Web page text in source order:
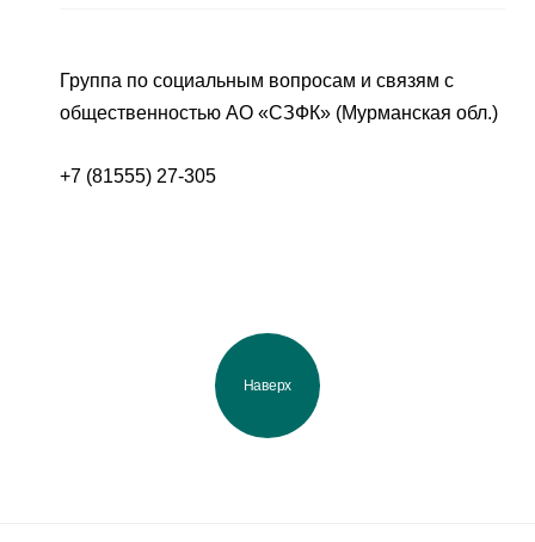
Группа по социальным вопросам и связям с
общественностью АО «СЗФК» (Мурманская обл.)
+7 (81555) 27-305
Наверх